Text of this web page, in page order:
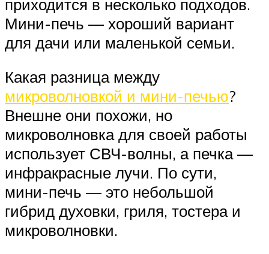
приходится в несколько подходов.
Мини-печь — хороший вариант
для дачи или маленькой семьи.
Какая разница между
микроволновкой и мини-печью?
Внешне они похожи, но
микроволновка для своей работы
использует СВЧ-волны, а печка —
инфракрасные лучи. По сути,
мини-печь — это небольшой
гибрид духовки, гриля, тостера и
микроволновки.